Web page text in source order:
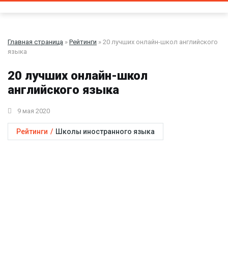
Главная страница » Рейтинги » 20 лучших онлайн-школ английского
языка
20 лучших онлайн-школ
английского языка
9 мая 2020
Рейтинги / Школы иностранного языка